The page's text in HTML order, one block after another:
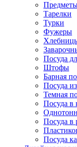
Тарелки
Турки
Фужеры
Посуда
Штофы
Барная
Посуда
Темная
Посуда в
Посуда в
Посуда